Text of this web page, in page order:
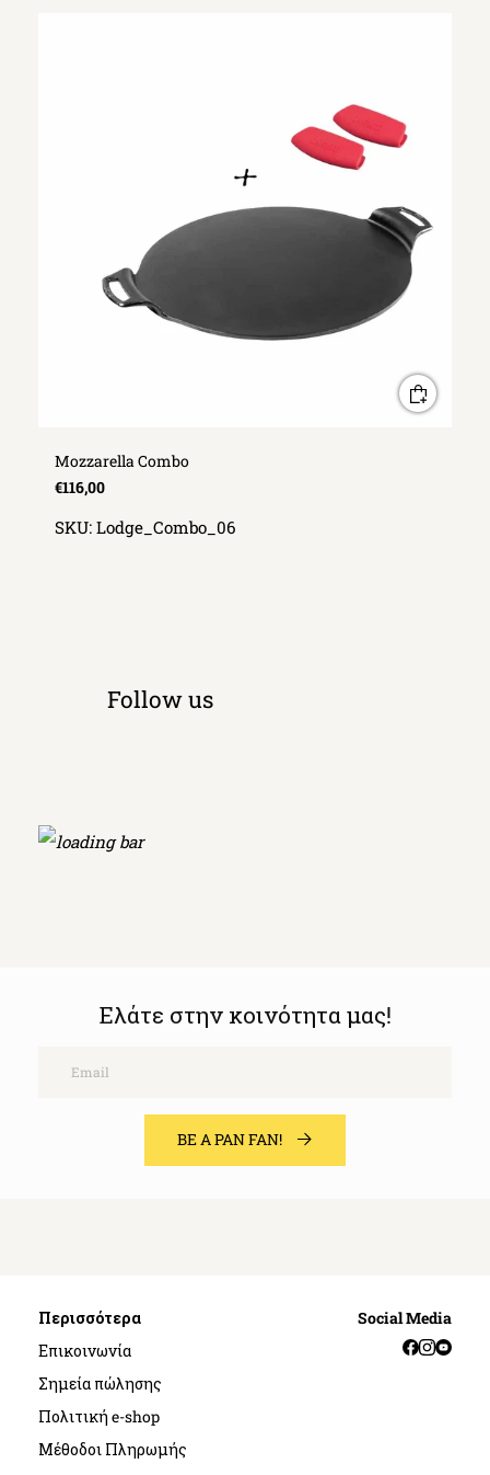
Mozzarella Combo
€116,00
SKU: Lodge_Combo_06
Follow us
Ελάτε στην κοινότητα μας!
BE A PAN FAN!
Περισσότερα
Επικοινωνία
Σημεία πώλησης
Πολιτική e-shop
Μέθοδοι Πληρωμής
Social Media
Facebook